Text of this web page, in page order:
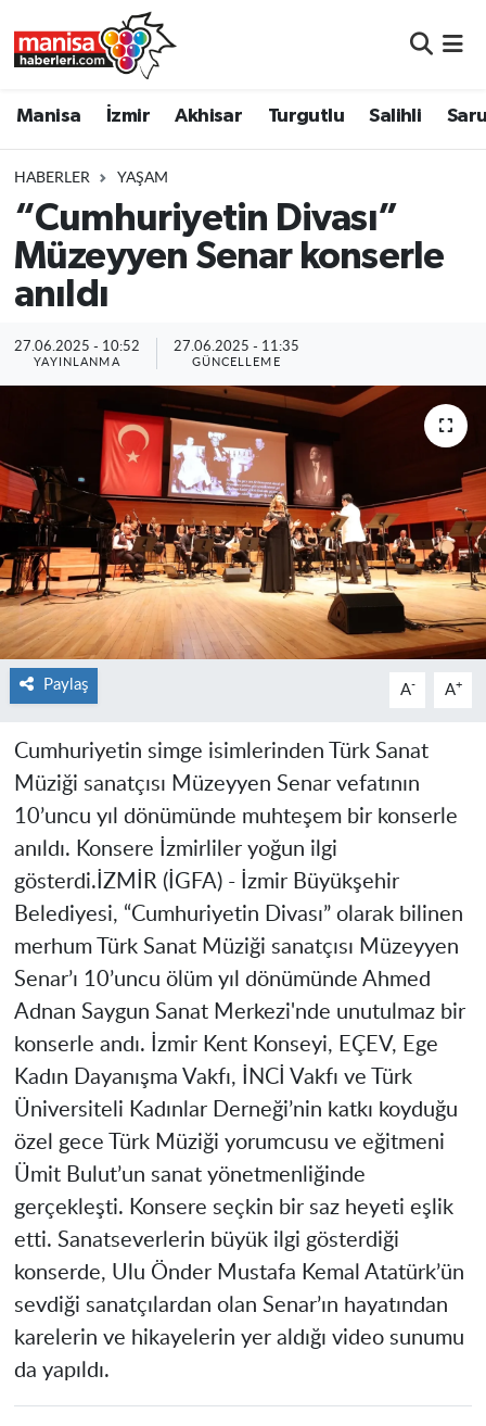
Manisa İzmir Akhisar Turgutlu Salihli
HABERLER YAŞAM
“Cumhuriyetin Divası”
Müzeyyen Senar konserle
anıldı
27.06.2025 - 10:52
YAYINLANMA
27.06.2025 - 11:35
GÜNCELLEME
Paylaş A- A+
Cumhuriyetin simge isimlerinden Türk Sanat
Müziği sanatçısı Müzeyyen Senar vefatının
10’uncu yıl dönümünde muhteşem bir konserle
anıldı. Konsere İzmirliler yoğun ilgi
gösterdi. İZMİR (İGFA) - İzmir Büyükşehir
Belediyesi, “Cumhuriyetin Divası” olarak bilinen
merhum Türk Sanat Müziği sanatçısı Müzeyyen
Senar’ı 10’uncu ölüm yıl dönümünde Ahmed
Adnan Saygun Sanat Merkezi'nde unutulmaz bir
konserle andı. İzmir Kent Konseyi, EÇEV, Ege
Kadın Dayanışma Vakfı, İNCİ Vakfı ve Türk
Üniversiteli Kadınlar Derneği’nin katkı koyduğu
özel gece Türk Müziği yorumcusu ve eğitmeni
Ümit Bulut’un sanat yönetmenliğinde
gerçekleşti. Konsere seçkin bir saz heyeti eşlik
etti. Sanatseverlerin büyük ilgi gösterdiği
konserde, Ulu Önder Mustafa Kemal Atatürk’ün
sevdiği sanatçılardan olan Senar’ın hayatından
karelerin ve hikayelerin yer aldığı video sunumu
da yapıldı.
Turgutlu
Salihli
Saruhanlı
Soma
Resmi İlanlar
Manisa Nöbetçi Eczaneler
Manisa Trafik Yoğunluk Haritası
Süper Lig Puan Durumu ve Fikstür
Tüm Manşetler
Son Dakika Haberleri
Haber Arşivi